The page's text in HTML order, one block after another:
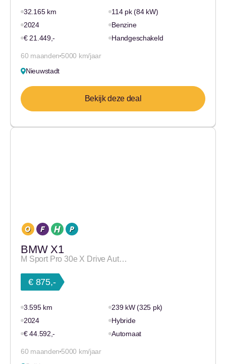
32.165 km
114 pk (84 kW)
2024
Benzine
€ 21.449,-
Handgeschakeld
60 maanden 5000 km/jaar
Nieuwstadt
Bekijk deze deal
BMW X1
M Sport Pro 30e X Drive Aut…
€ 875,-
3.595 km
239 kW (325 pk)
2024
Hybride
€ 44.592,-
Automaat
60 maanden 5000 km/jaar